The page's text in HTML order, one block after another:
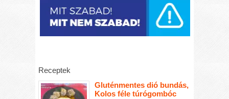
Receptek
Gluténmentes dió bundás,
Kolos féle túrógombóc